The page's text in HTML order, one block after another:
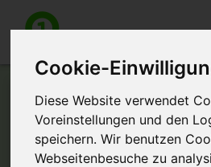
Cookie-
Diese Website verwendet
Voreinstellungen und den
speichern. Wir benutzen
Webseitenbesuche zu
KONTAKTFORMULAR FÜR